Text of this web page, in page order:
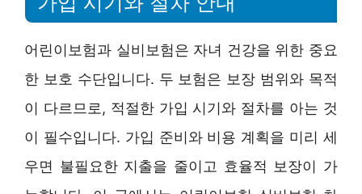
어린이보험과 실비보험은 자녀 건강을 위한 중요
한 보호 수단입니다. 두 보험은 보장 범위와 목적
이 다르므로, 적절한 가입 시기와 절차를 아는 것
이 필수입니다. 가입 준비와 비용 계획을 미리 세
우면 불필요한 지출을 줄이고 효율적 보장이 가